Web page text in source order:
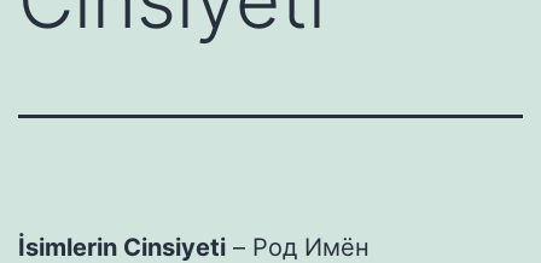
İsimlerin Cinsiyeti – Род Имён